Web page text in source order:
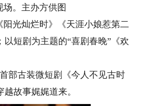
。主办方供图
光灿烂时》《天涯小娘惹第二
短剧为主题的“喜剧春晚”《欢
部古装微短剧《今人不见古时
故事娓娓道来。